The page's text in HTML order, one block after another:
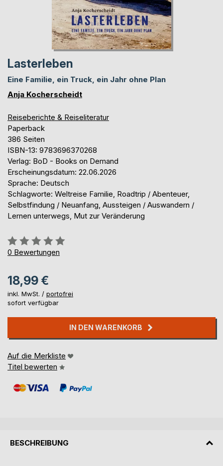
Lasterleben
Eine Familie, ein Truck, ein Jahr ohne Plan
Anja Kocherscheidt
Reiseberichte & Reiseliteratur
Paperback
386 Seiten
ISBN-13: 9783696370268
Verlag: BoD - Books on Demand
Erscheinungsdatum: 22.06.2026
Sprache: Deutsch
Schlagworte: Weltreise Familie, Roadtrip / Abenteuer,
Selbstfindung / Neuanfang, Aussteigen / Auswandern /
Lernen unterwegs, Mut zur Veränderung
Bewertung::
0%
0 Bewertungen
18,99 €
inkl. MwSt. / portofrei
sofort verfügbar
IN DEN WARENKORB
Auf die Merkliste
Titel bewerten
BESCHREIBUNG